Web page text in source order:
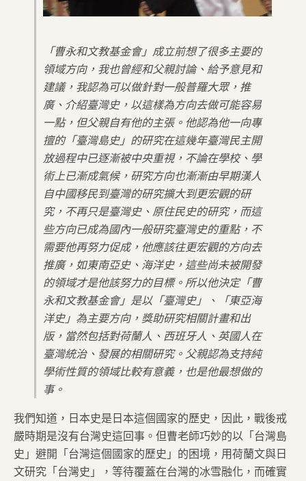
「曹永和文教基金會」成立前想了很多主要的
領域方向，我也曾經和父親討論、給予意見和
建議，我認為可以做針對一般普羅大眾，推
廣、介紹臺灣史，以這樣為方向去做可能容易
一點，但父親自有他的主張。他認為他一向專
擅的「臺灣島史」的研究在這幾年臺灣民主開
放過程中已逐漸被中央重視，不論在學校、學
術上已漸成氣候，研究方向也漸漸由早期漢人
自中國移民到臺灣的研究擴大到更宏觀的研
究，不再只是臺灣史、原住民史的研究，而這
些方向已成為國內一般研究臺灣史的重點，不
需要他再努力促成，他應該往更宏觀的方向去
推廣，如東南亞史、海洋史，這些尚未被開發
的領域才是他該努力的目標。所以他決定「曹
永和文教基金會」是以「臺灣史」、「東亞海
洋史」為主要方向，獎助研究相關計畫和出
版，當然包括對荷蘭人、西班牙人、英國人在
臺灣統治、發展的相關研究。父親認為支持純
學術性質的領域比較有意義，也是他最想做的
事。
我們知道，日本史是日本這個國家的歷史，因此，戰後戒
嚴時期是沒有台灣史這回事。但曹老師巧妙的以「台灣島
史」避開「台灣這個國家的歷史」的困境，用荷蘭文與日
文研究「台灣史」，等待覆蓋在台灣的冰雪融化，而確實